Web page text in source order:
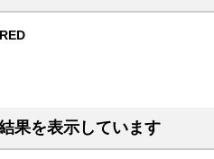
果を表示しています